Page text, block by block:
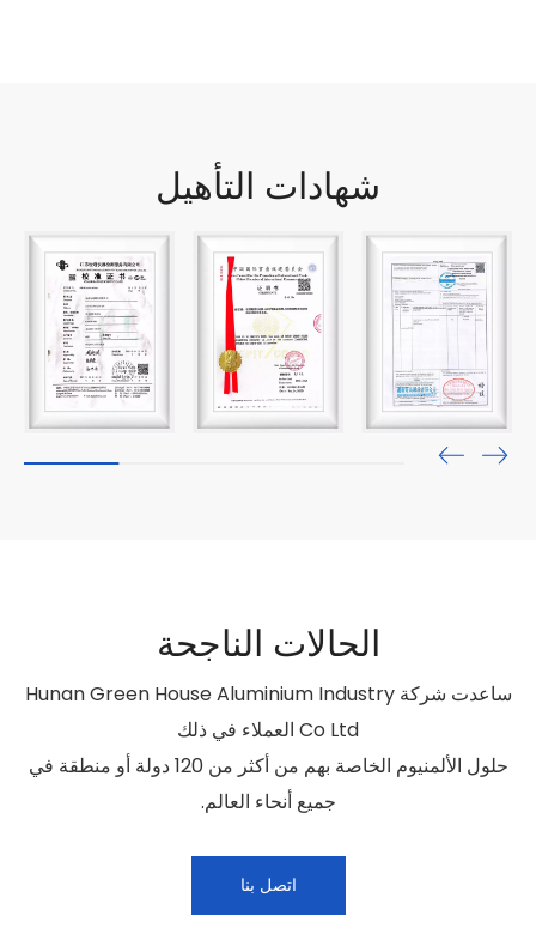
شهادات التأهيل
الحالات الناجحة
ساعدت شركة Hunan Green House Aluminium Industry
Co Ltd العملاء في ذلك
حلول الألمنيوم الخاصة بهم من أكثر من 120 دولة أو منطقة في
جميع أنحاء العالم.
اتصل بنا